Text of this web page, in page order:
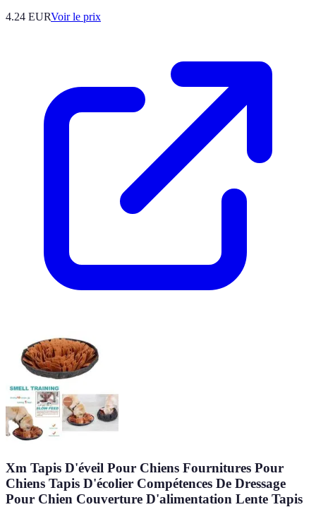
4.24 EURVoir le prix
Xm Tapis D'éveil Pour Chiens Fournitures Pour
Chiens Tapis D'écolier Compétences De Dressage
Pour Chien Couverture D'alimentation Lente Tapis